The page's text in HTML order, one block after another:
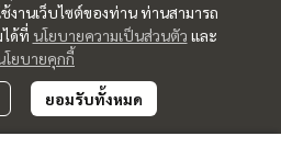
งานเว็บไซต์ของท่าน ท่านสามารถ
ได้ที่ นโยบายความเป็นส่วนตัว และ
โยบายคุกกี้
ยอมรับทั้งหมด